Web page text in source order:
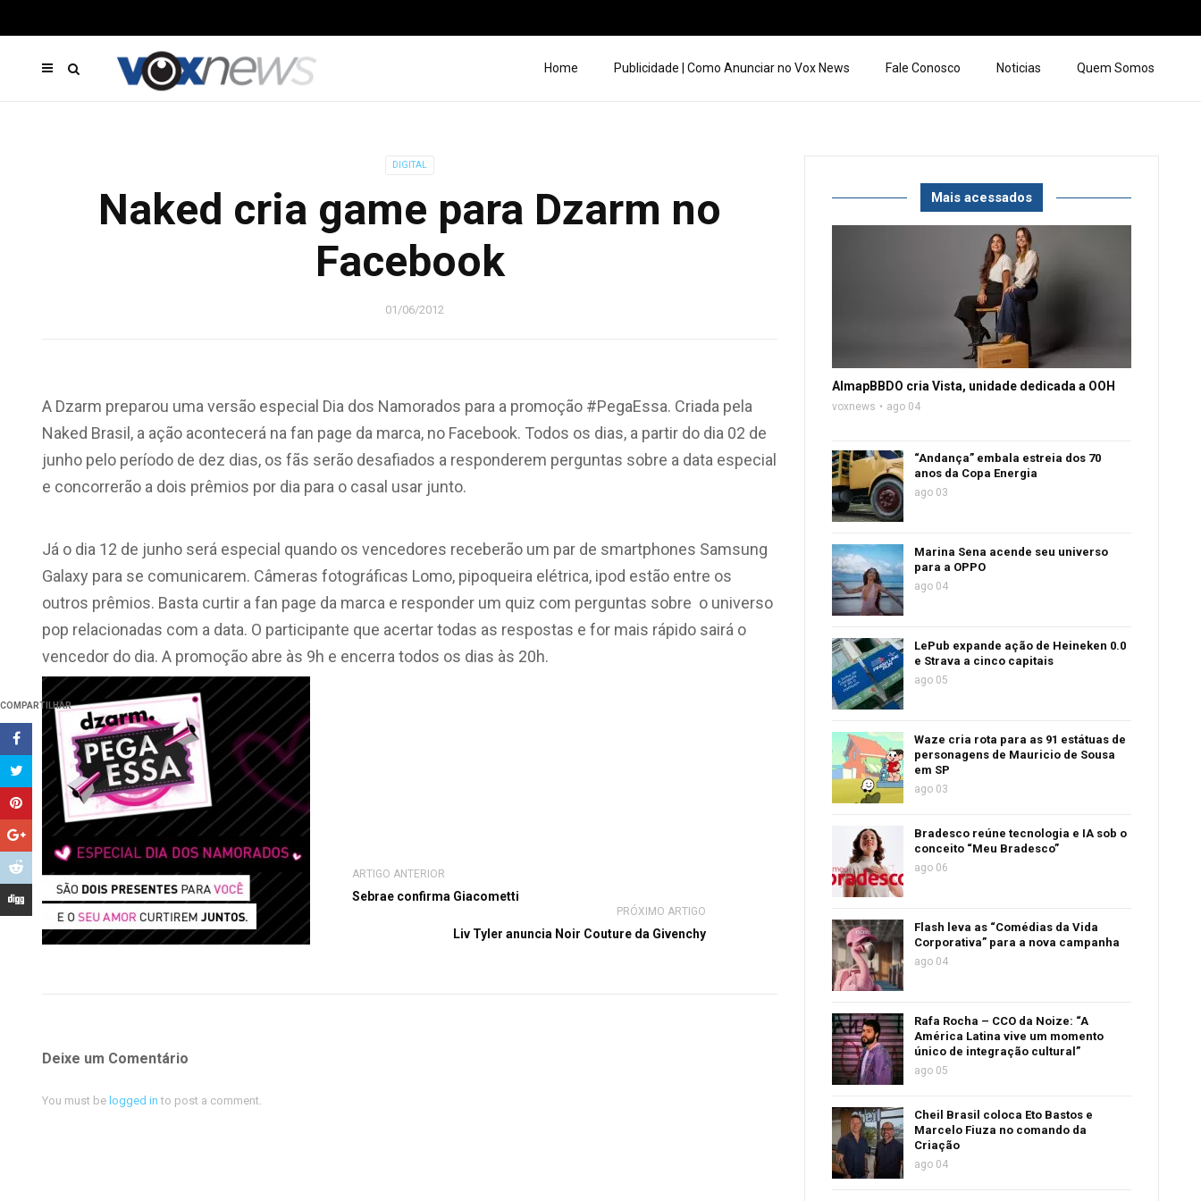
Home Publicidade | Como Anunciar no Vox News Fale Conosco Noticias Quem Somos
DIGITAL
Naked cria game para Dzarm no
Facebook
01/06/2012
COMPARTILHAR
A Dzarm preparou uma versão especial Dia dos Namorados para a promoção #PegaEssa. Criada pela
Naked Brasil, a ação acontecerá na fan page da marca, no Facebook. Todos os dias, a partir do dia 02 de
junho pelo período de dez dias, os fãs serão desafiados a responderem perguntas sobre a data especial
e concorrerão a dois prêmios por dia para o casal usar junto.
Já o dia 12 de junho será especial quando os vencedores receberão um par de smartphones Samsung
Galaxy para se comunicarem. Câmeras fotográficas Lomo, pipoqueira elétrica, ipod estão entre os
outros prêmios. Basta curtir a fan page da marca e responder um quiz com perguntas sobre o universo
pop relacionadas com a data. O participante que acertar todas as respostas e for mais rápido sairá o
vencedor do dia. A promoção abre às 9h e encerra todos os dias às 20h.
ARTIGO ANTERIOR
Sebrae confirma Giacometti
PRÓXIMO ARTIGO
Liv Tyler anuncia Noir Couture da Givenchy
Deixe um Comentário
You must be logged in to post a comment.
Mais acessados
AlmapBBDO cria Vista, unidade dedicada a OOH
voxnews ago 04
“Andança” embala estreia dos 70
anos da Copa Energia
ago 03
Marina Sena acende seu universo
para a OPPO
ago 04
LePub expande ação de Heineken 0.0
e Strava a cinco capitais
ago 05
Waze cria rota para as 91 estátuas de
personagens de Mauricio de Sousa
em SP
ago 03
Bradesco reúne tecnologia e IA sob o
conceito “Meu Bradesco”
ago 06
Flash leva as “Comédias da Vida
Corporativa” para a nova campanha
ago 04
Rafa Rocha – CCO da Noize: “A
América Latina vive um momento
único de integração cultural”
ago 05
Cheil Brasil coloca Eto Bastos e
Marcelo Fiuza no comando da
Criação
ago 04